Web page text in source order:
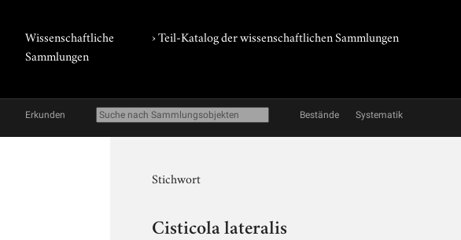
Wissenschaftliche
Sammlungen
› Teil-Katalog der wissenschaftlichen Sammlungen
Erkunden Bestände Systematik
Stichwort
Cisticola lateralis